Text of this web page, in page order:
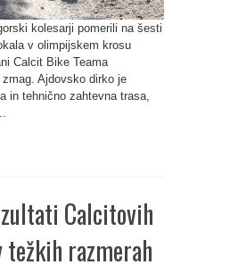
kolesarji pomerili na šesti
v olimpijskem krosu
Calcit Bike Teama
Ajdovsko dirko je
in tehnično zahtevna trasa,
Calcitovih
težkih razmerah